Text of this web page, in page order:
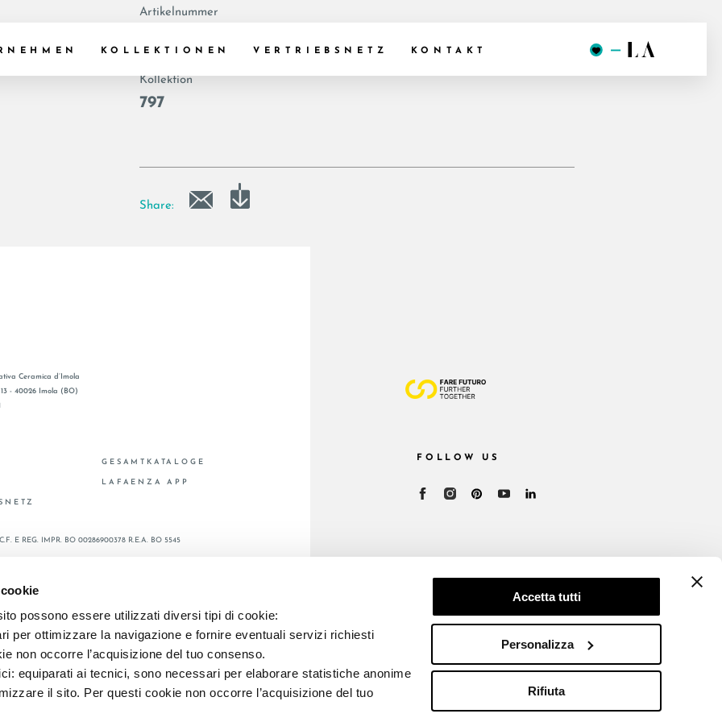
possono essere utilizzati diversi tipi di cookie:
per ottimizzare la navigazione e fornire eventuali servizi richiesti
non occorre l’acquisizione del tuo consenso.
equiparati ai tecnici, sono necessari per elaborare statistiche anonime
il sito. Per questi cookie non occorre l’acquisizione del tuo
Accetta tutti
Personalizza
Rifiuta
KOLLEKTIONEN VERTRIEBSNETZ KONTAKT
Artikelnummer
Kollektion
797
Share:
Ceramica d’Imola
- 40026 Imola (BO)
GESAMTKATALOGE
LAFAENZA APP
FOLLOW US
E REG. IMPR. BO 00286900378 R.E.A. BO 5545